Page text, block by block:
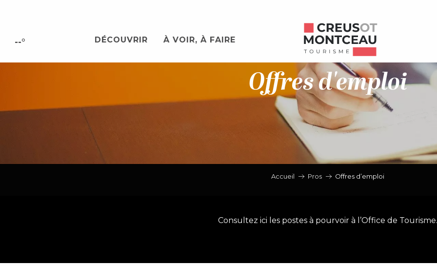
principal
--° DÉCOUVRIR À VOIR, À FAIRE
Offres d'emploi
Accueil Pros Offres d’emploi
Consultez ici les postes à pourvoir à l’Office de Tourisme.